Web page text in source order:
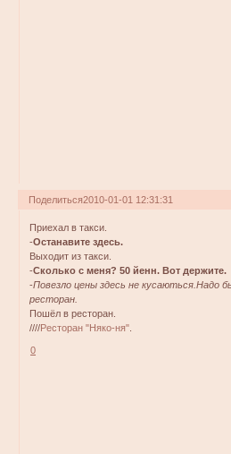
Поделиться2010-01-01 12:31:31
Приехал в такси.
-Останавите здесь.
Выходит из такси.
-Сколько с меня? 50 йенн. Вот держите.
-Повезло цены здесь не кусаються.Надо
ресторан.
Пошёл в ресторан.
////Ресторан "Няко-ня"
0